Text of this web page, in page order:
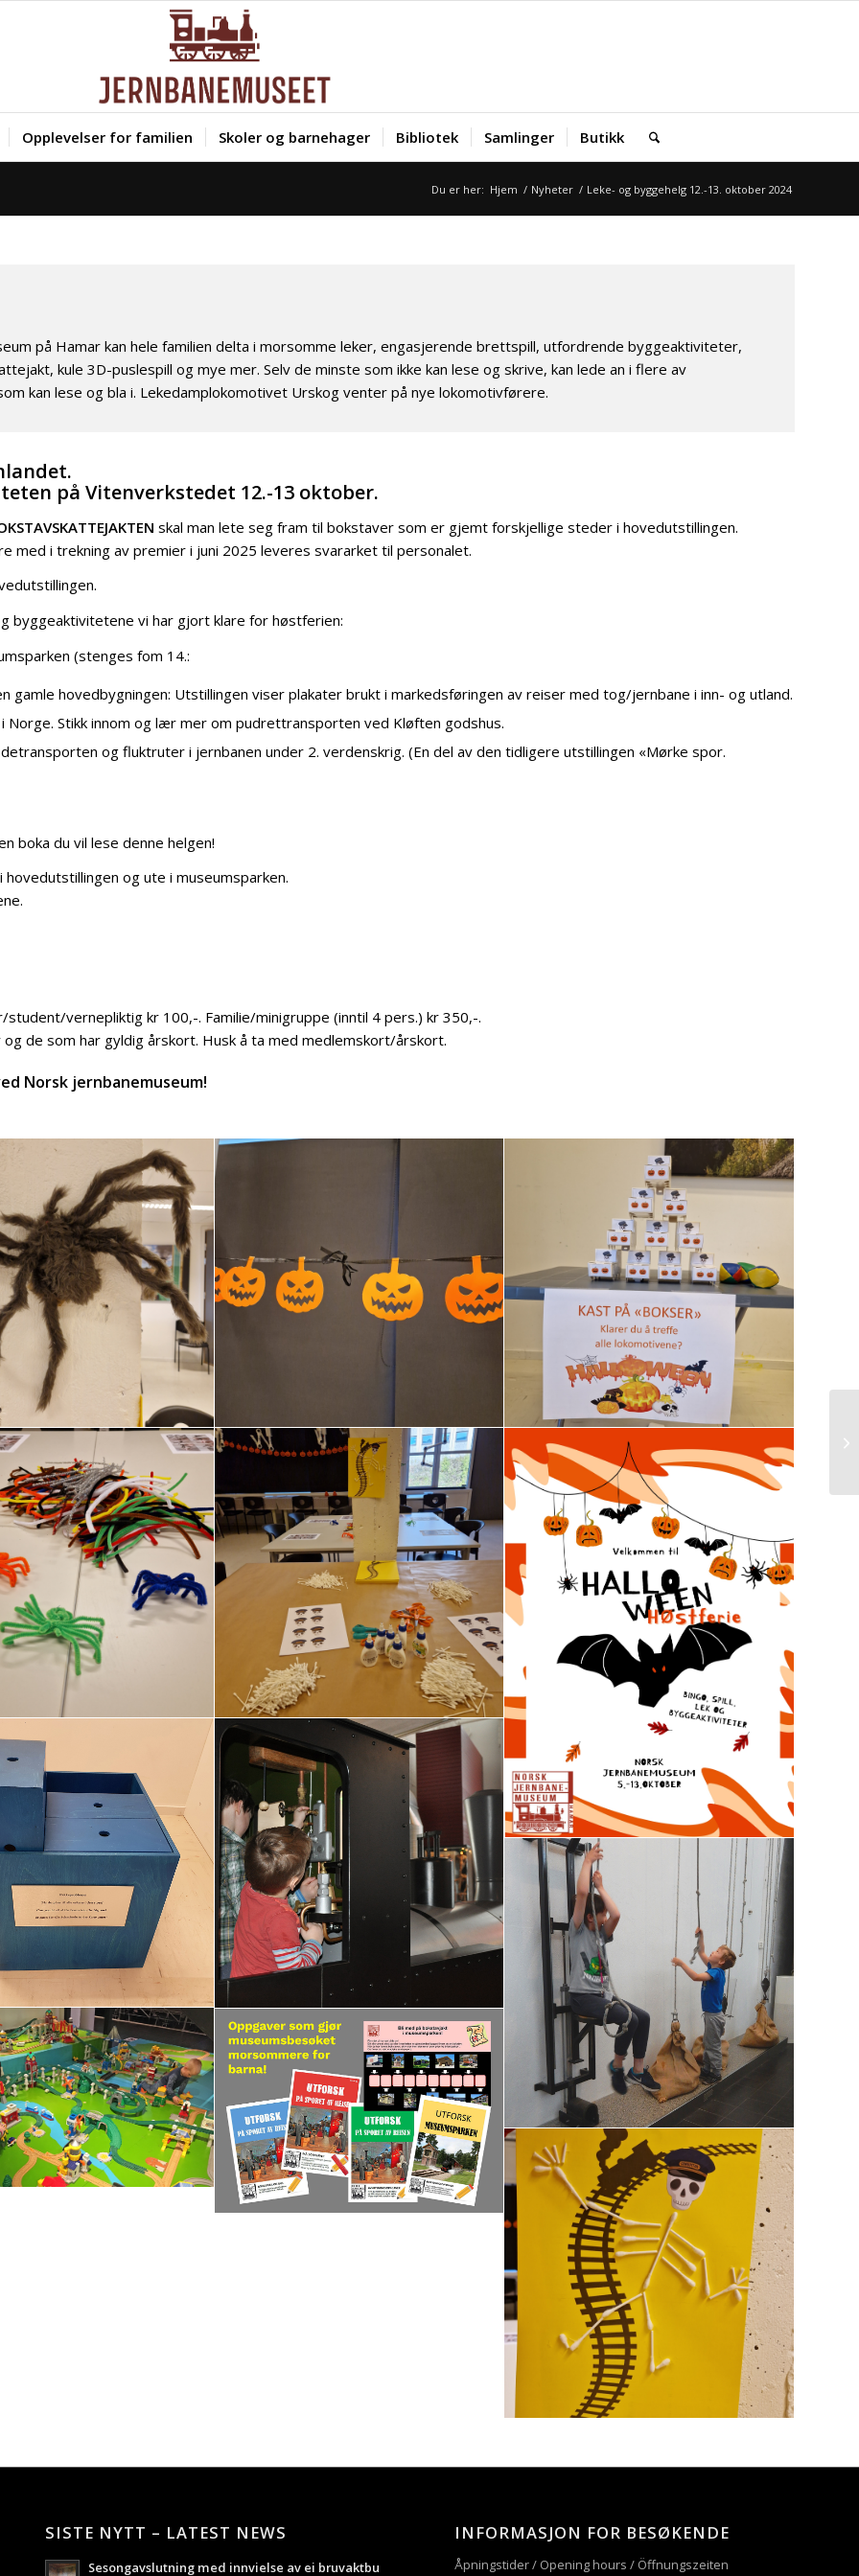
Opplevelser for familien Skoler og barnehager Bibliotek Samlinger Butikk
Du er her: Hjem / Nyheter / Leke- og byggehelg 12.-13. oktober 2024
på Hamar kan hele familien delta i morsomme leker, engasjerende brettspill, utfordrende byggeaktiviteter,
kule 3D-puslespill og mye mer. Selv de minste som ikke kan lese og skrive, kan lede an i flere av
kan lese og bla i. Lekedamplokomotivet Urskog venter på nye lokomotivførere.
på Vitenverkstedet 12.-13 oktober.
skal man lete seg fram til bokstaver som er gjemt forskjellige steder i hovedutstillingen.
med i trekning av premier i juni 2025 leveres svararket til personalet.
byggeaktivitetene vi har gjort klare for høstferien:
(stenges fom 14.:
gamle hovedbygningen: Utstillingen viser plakater brukt i markedsføringen av reiser med tog/jernbane i inn- og utland.
Stikk innom og lær mer om pudrettransporten ved Kløften godshus.
og fluktruter i jernbanen under 2. verdenskrig. (En del av den tidligere utstillingen «Mørke spor.
boka du vil lese denne helgen!
og ute i museumsparken.
vernepliktig kr 100,-. Familie/minigruppe (inntil 4 pers.) kr 350,-.
de som har gyldig årskort. Husk å ta med medlemskort/årskort.
Norsk jernbanemuseum!
SISTE NYTT – LATEST NEWS
Sesongavslutning med innvielse av ei bruvaktbu
INFORMASJON FOR BESØKENDE
Åpningstider / Opening hours / Öffnungszeiten